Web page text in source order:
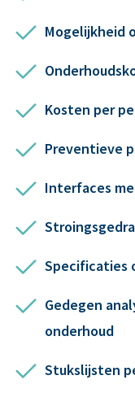
Mogelijkheid
Kosten per
Preventieve
Interfaces
Specificaties
Gedegen
onderhoud
Stukslijsten